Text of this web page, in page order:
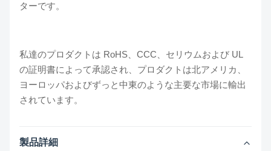
ターです。
私達のプロダクトは RoHS、CCC、セリウムおよび UL
の証明書によって承認され、プロダクトは北アメリカ、
ヨーロッパおよびずっと中東のような主要な市場に輸出
されています。
製品詳細